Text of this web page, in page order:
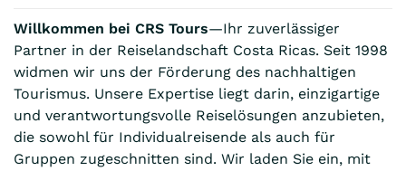
Willkommen bei CRS Tours—Ihr zuverlässiger
Partner in der Reiselandschaft Costa Ricas. Seit 1998
widmen wir uns der Förderung des nachhaltigen
Tourismus. Unsere Expertise liegt darin, einzigartige
und verantwortungsvolle Reiselösungen anzubieten,
die sowohl für Individualreisende als auch für
Gruppen zugeschnitten sind. Wir laden Sie ein, mit